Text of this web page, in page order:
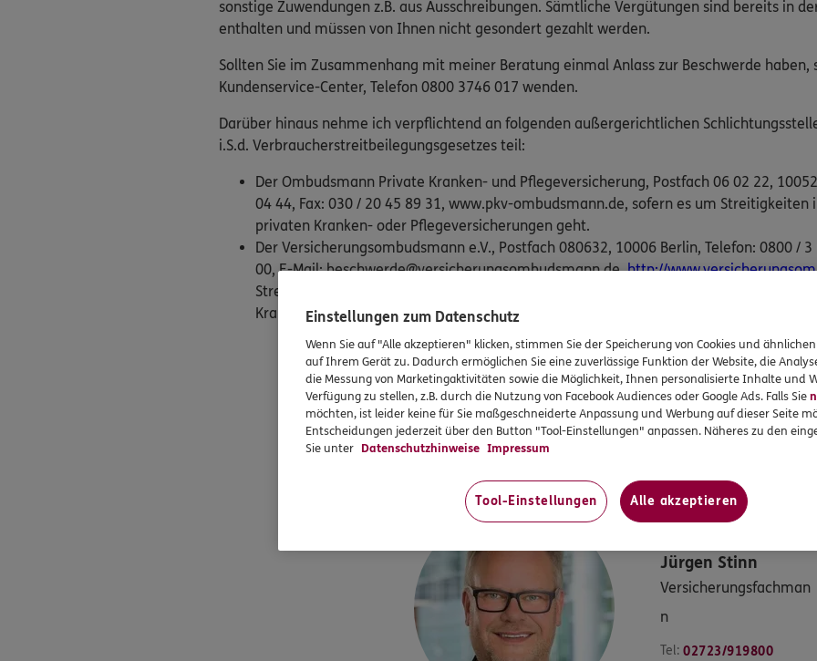
sonstige Zuwendungen z.B. aus Ausschreibungen. Sämtliche Vergütungen sind bereits in
enthalten und müssen von Ihnen nicht gesondert gezahlt werden.
Sollten Sie im Zusammenhang mit meiner Beratung einmal Anlass zur Beschwerde haben,
Kundenservice-Center, Telefon 0800 3746 017 wenden.
Darüber hinaus nehme ich verpflichtend an folgenden außergerichtlichen
i.S.d. Verbraucherstreitbeilegungsgesetzes teil:
Der Ombudsmann Private Kranken- und Pflegeversicherung, Postfach 06 02 22,
04 44, Fax: 030 / 20 45 89 31, www.pkv-ombudsmann.de, sofern es um
privaten Kranken- oder Pflegeversicherungen geht.
Der Versicherungsombudsmann e.V., Postfach 080632, 10006 Berlin, Telefon: 0800 /
00, E-Mail: beschwerde@versicherungsombudsmann.de,http://
Streitigkeiten im Zusammenhang mit anderen privaten Versicherungen geht (außer
Krankenversicherungen, Kreditversicherungen u., Rückversicherungen).
UNSER TEAM
Unser Team am Standort
Jürgen Stinn
Versicherungsfachman
n
Tel: 02723/919800
Einstellungen zum Datenschutz
Wenn Sie auf "Alle akzeptieren" klicken, stimmen Sie der Speicherung von Cookies und
auf Ihrem Gerät zu. Dadurch ermöglichen Sie eine zuverlässige Funktion der Website, die
die Messung von Marketingaktivitäten sowie die Möglichkeit, Ihnen personalisierte Inhalte und
Verfügung zu stellen, z.B. durch die Nutzung von Facebook Audiences oder Google Ads. Falls Sie
möchten, ist leider keine für Sie maßgeschneiderte Anpassung und Werbung auf dieser Seite
Entscheidungen jederzeit über den Button "Tool-Einstellungen" anpassen. Näheres zu den
Sie unter Datenschutzhinweise Impressum
Tool-Einstellungen Alle akzeptieren